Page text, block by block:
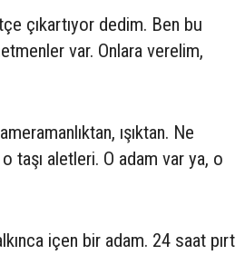
çıkartıyor dedim. Ben bu
var. Onlara verelim,
ışıktan. Ne
taşı aletleri. O adam var ya, o
içen bir adam. 24 saat pırt